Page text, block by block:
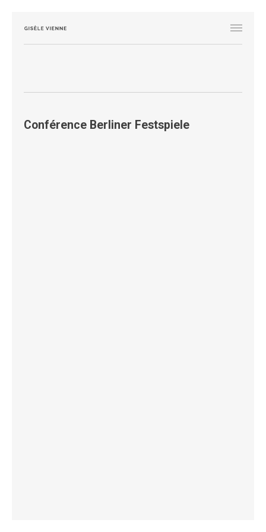
Conférence Berliner Festspiele